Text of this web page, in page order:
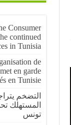
Consumer
continued
in Tunisia
de
en garde
en Tunisie
المستهلك
تونس